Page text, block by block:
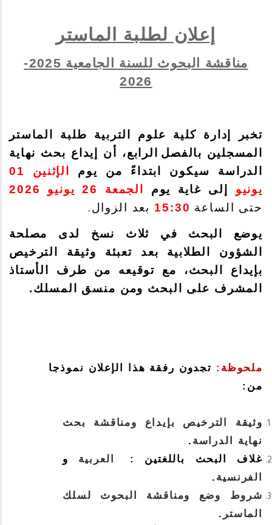
إعلان لطلبة لماستر
مناقشة البحوث للسنة الجامعية 2025-
2026
تخبر إدارة كلية علوم التربية طلبة الماستر
المسجلين بالفصل
الرابع، أن إيداع بحث نهاية
الدراسة سيكون ابتداءً من يوم
الإثنين 01
يونيو
إلى غاية يوم
الجمعة 26 يونيو 2026
حتى الساعة 15:30 بعد الزوال.
يوضع البحث في ثلاث نسخ لدى مصلحة
الشؤون الطلابية بعد تعبئة وثيقة الترخيص
بإيداع البحث، مع توقيعه من طرف الأستاذ
المشرف على البحث ومن منسق المسلك.
ملحوظة: تجدون رفقة هذا الإعلان نموذجا
من:
وثيقة الترخيص بإيداع ومناقشة بحث
نهاية الدراسة .
غلاف البحث باللغتين
: العربية و
الفرنسية .
شروط وضع ومناقشة البحوث لسلك
الماستر .